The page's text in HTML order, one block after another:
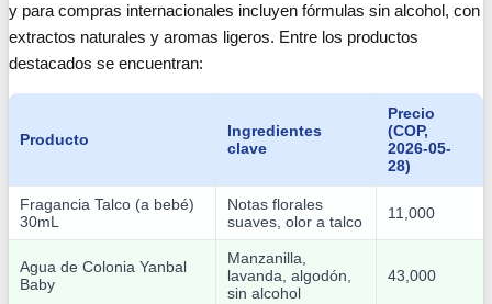
y para compras internacionales incluyen fórmulas sin alcohol, con
extractos naturales y aromas ligeros. Entre los productos
destacados se encuentran:
Producto
Ingredientes
clave
Precio
(COP,
2026-05-
28)
Fragancia Talco (a bebé)
30mL
Notas florales
suaves, olor a talco
11,000
Agua de Colonia Yanbal
Baby
Manzanilla,
lavanda, algodón,
sin alcohol
43,000